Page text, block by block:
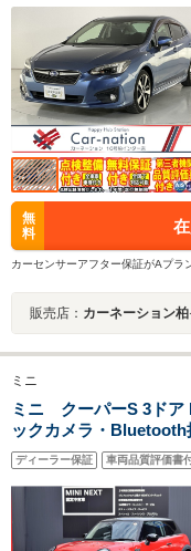
無
料
カーセンサーアフター保証がAプラ
販売店： カーネーション
ミニ
ミニ クーパーS 3ド
ックカメラ・Bluetooth
ンプ・オットマン・オ
ップ・クルーズコント
ディーラー保証 車両品質評価書